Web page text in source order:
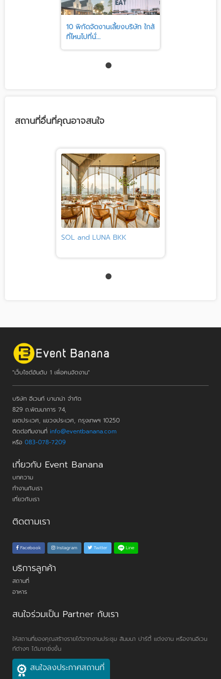
10 พิกัดจัดงานเลี้ยงบริษัท ใกล้
ที่ไหนไปที่นั่...
สถานที่อื่นที่คุณอาจสนใจ
SOL and LUNA BKK
"เว็บไซต์อันดับ 1 เพื่อคนจัดงาน"
บริษัท อีเวนท์ บานาน่า จำกัด
829 ถ.พัฒนาการ 74,
เขตประเวศ, แขวงประเวศ, กรุงเทพฯ 10250
ติดต่อทีมงานที่ info@eventbanana.com
หรือ 083-078-7209
เกี่ยวกับ Event Banana
บทความ
ทำงานกับเรา
เกี่ยวกับเรา
ติดตามเรา
Facebook Instagram Twitter Line
บริการลูกค้า
สถานที่
อาหาร
สนใจร่วมเป็น Partner กับเรา
ให้สถานที่ของคุณสร้างรายได้จากงานประชุม สัมมนา ปาร์ตี้ แต่งงาน หรืองานอีเวน
ท์ต่างๆ ได้มากยิ่งขึ้น
สนใจลงประกาศสถานที่